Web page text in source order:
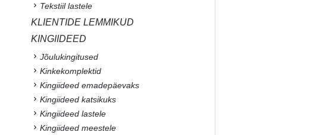
Tekstiil lastele
KLIENTIDE LEMMIKUD
KINGIIDEED
Jõulukingitused
Kinkekomplektid
Kingiideed emadepäevaks
Kingiideed katsikuks
Kingiideed lastele
Kingiideed meestele